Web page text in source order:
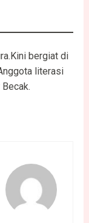
bergiat di
literasi